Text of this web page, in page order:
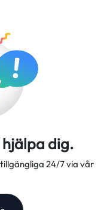
dig.
24/7 via vår